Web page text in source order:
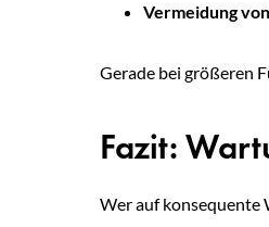
Vermeidung
Gerade bei größeren
Fazit:
Wer auf konsequente